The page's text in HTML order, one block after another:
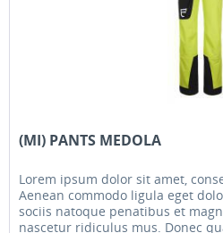
(MI) PANTS MEDOLA
Lorem ipsum dolor sit amet,
Aenean commodo ligula eget
sociis natoque penatibus et
nascetur ridiculus mus. Donec